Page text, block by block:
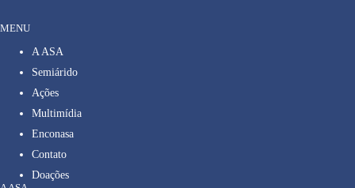
MENU
A ASA
Semiárido
Ações
Multimídia
Enconasa
Contato
Doações